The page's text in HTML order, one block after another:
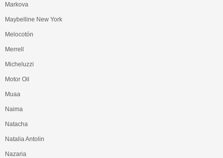
Markova
Maybelline New York
Melocotón
Merrell
Micheluzzi
Motor Oil
Muaa
Naima
Natacha
Natalia Antolin
Nazaria